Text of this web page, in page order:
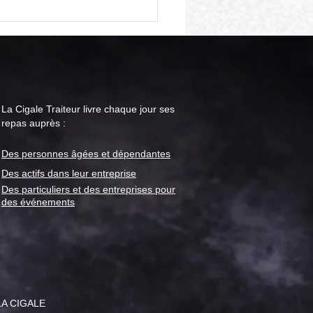
Traiteur : menu "repas
pour la semaine du 28
La Cigale Traiteur livre chaque jour ses
repas auprès :
Des personnes âgées et dépendantes
Des actifs dans leur entreprise
Des particuliers et des entreprises pour
des événements
CIGALE